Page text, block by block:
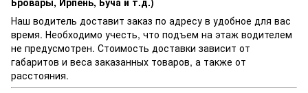
Наш водитель доставит заказ по адресу в удобное для вас
время. Необходимо учесть, что подъем на этаж водителем
не предусмотрен. Стоимость доставки зависит от
габаритов и веса заказанных товаров, а также от
расстояния.